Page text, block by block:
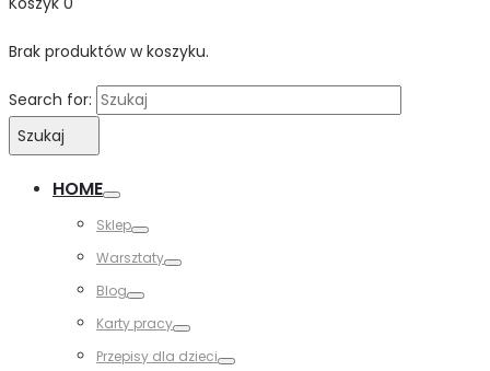
Brak produktów w koszyku.
Search for:
Szukaj
HOME
Sklep
Warsztaty
Blog
Karty pracy
Przepisy dla dzieci